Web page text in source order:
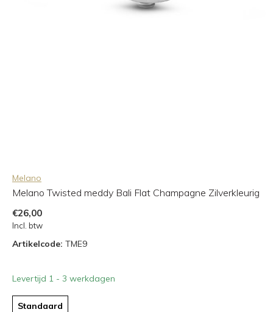
Melano
Melano Twisted meddy Bali Flat Champagne Zilverkleurig
€26,00
Incl. btw
Artikelcode: TME9
Levertijd 1 - 3 werkdagen
Standaard